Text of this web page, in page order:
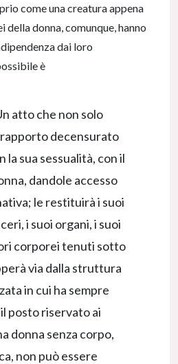
come una creatura appena
donna, comunque, hanno
dai loro
è
atto che non solo
rapporto decensurato
la sua sessualità, con il
dandole accesso
le restituirà i suoi
i suoi organi, i suoi
corporei tenuti sotto
via dalla struttura
in cui ha sempre
posto riservato ai
donna senza corpo,
non può essere